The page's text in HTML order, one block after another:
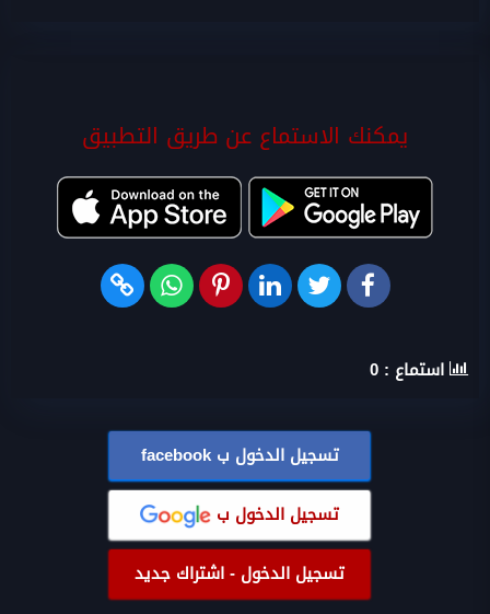
يمكنك الاستماع عن طريق التطبيق
استماع : 0
تسجيل الدخول بfacebook
تسجيل الدخول ب
تسجيل الدخول - اشتراك جديد